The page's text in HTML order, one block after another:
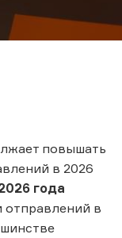
повышать
в 2026
года
отправлений в